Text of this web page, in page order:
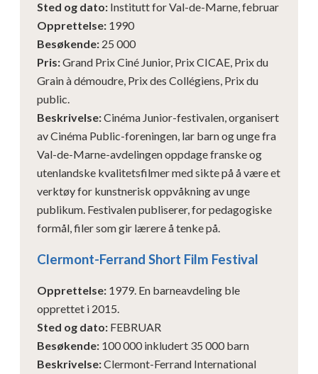
Sted og dato: Institutt for Val-de-Marne, februar
Opprettelse: 1990
Besøkende: 25 000
Pris:Grand Prix Ciné Junior, Prix CICAE, Prix du
Grain à démoudre, Prix des Collégiens, Prix du
public.
Beskrivelse:Cinéma Junior-festivalen, organisert
av Cinéma Public-foreningen, lar barn og unge fra
Val-de-Marne-avdelingen oppdage franske og
utenlandske kvalitetsfilmer med sikte på å være et
verktøy for kunstnerisk oppvåkning av unge
publikum. Festivalen publiserer, for pedagogiske
formål, filer som gir lærere å tenke på.
Clermont-Ferrand Short Film Festival
Opprettelse: 1979. En barneavdeling ble
opprettet i 2015.
Sted og dato: FEBRUAR
Besøkende: 100 000 inkludert 35 000 barn
Beskrivelse:Clermont-Ferrand International